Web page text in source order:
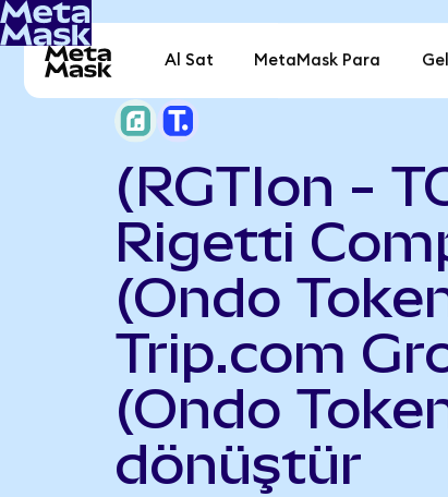
Al Sat MetaMask Para
(RGTIon -
Rigetti
(Ondo
Trip.com
(Ondo
dönüştür